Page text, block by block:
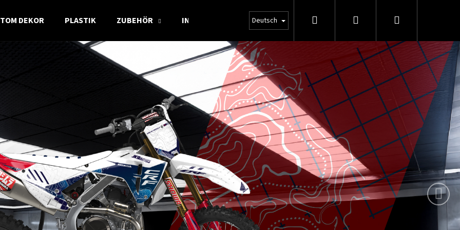
DEKOR PLASTIK ZUBEHÖR INFO Deutsch Suchen Login Warenkorb
Folgende
Was suchen Sie?